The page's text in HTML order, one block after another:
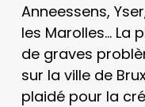
Anneessens,
les Marolles… La
de graves
sur la ville de
plaidé pour la